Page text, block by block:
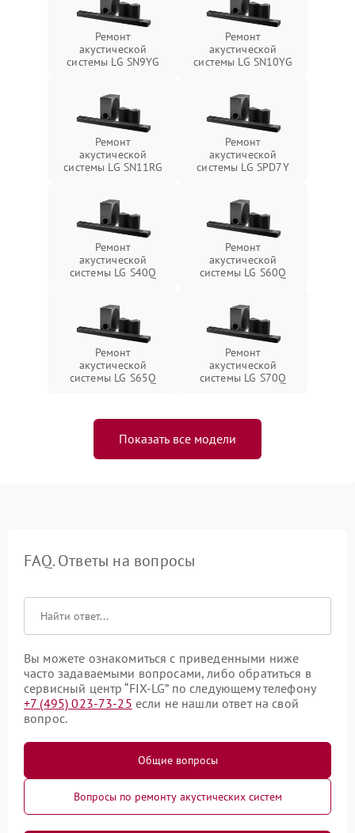
Ремонт
акустической
системы LG SN9YG
Ремонт
акустической
системы LG SN10YG
Ремонт
акустической
системы LG SN11RG
Ремонт
акустической
системы LG SPD7Y
Ремонт
акустической
системы LG S40Q
Ремонт
акустической
системы LG S60Q
Ремонт
акустической
системы LG S65Q
Ремонт
акустической
системы LG S70Q
Показать все модели
FAQ. Ответы на вопросы
Вы можете ознакомиться с приведенными ниже
часто задаваемыми вопросами, либо обратиться в
сервисный центр “FIX-LG” по следующему телефону
+7 (495) 023-73-25 если не нашли ответ на свой
вопрос.
Общие вопросы
Вопросы по ремонту акустических систем